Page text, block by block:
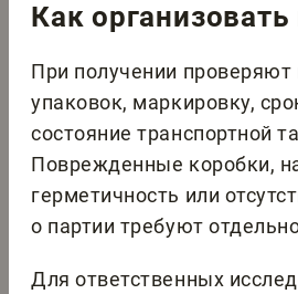
Как
При получении проверяют
упаковок, маркировку,
состояние транспортной
Поврежденные коробки,
герметичность или
о партии требуют
Для ответственных